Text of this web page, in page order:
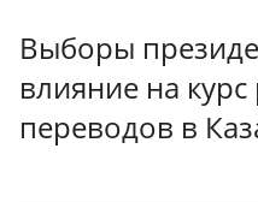
Выборы
влияние на
переводов в